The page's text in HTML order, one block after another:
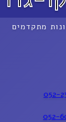
מתקדמים
052-
052-